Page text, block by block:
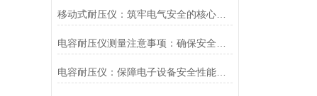
移动式耐压仪：筑牢电气安全的核心防线——解析核心检测目的
电容耐压仪：保障电子设备安全性能的重要工具